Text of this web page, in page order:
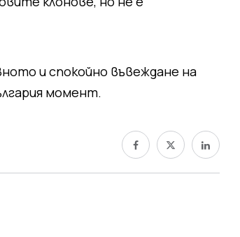
и спокойно въвеждане на
момент.